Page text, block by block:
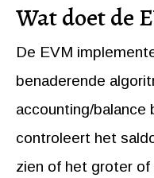
Wat doet de
De EVM
benaderende
accounting/balance
controleert het
zien of het groter of